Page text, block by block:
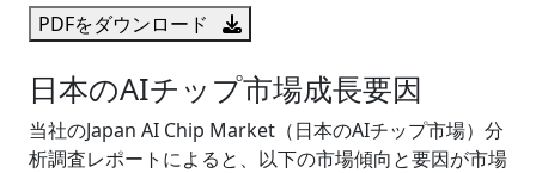
PDFをダウンロード
日本のAIチップ市場成長要因
当社のJapan AI Chip Market（日本のAIチップ市場）分
析調査レポートによると、以下の市場傾向と要因が市場